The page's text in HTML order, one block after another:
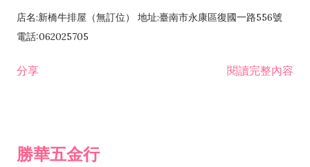
店名:新橋牛排屋（無訂位） 地址:臺南市永康區復國一路556號
電話:062025705
分享 閱讀完整內容
勝華五金行